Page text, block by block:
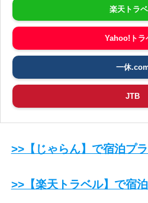
楽天トラ
Yahoo!トラ
一休
JTB
>>【じゃらん】で宿泊プ
>>【楽天トラベル】で宿